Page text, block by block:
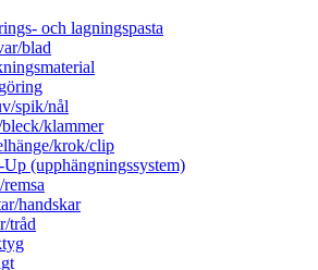
och lagningspasta
blad
spik/nål
klammer
krok/clip
(upphängningssystem)
handskar
tråd